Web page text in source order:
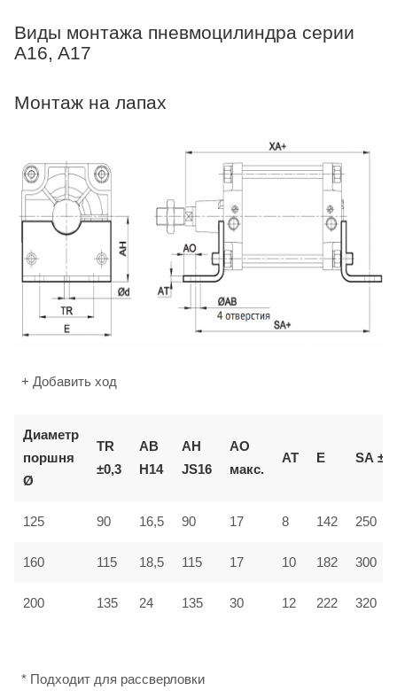
Виды монтажа пневмоцилиндра серии
A16, A17
Монтаж на лапах
+ Добавить ход
Диаметр
поршня
Ø
TR
±0,3
AB
H14
AH
JS16
AO
макс.
AT E SA ±2
125 90 16,5 90 17 8 142 250
160 115 18,5 115 17 10 182 300
200 135 24 135 30 12 222 320
* Подходит для рассверловки